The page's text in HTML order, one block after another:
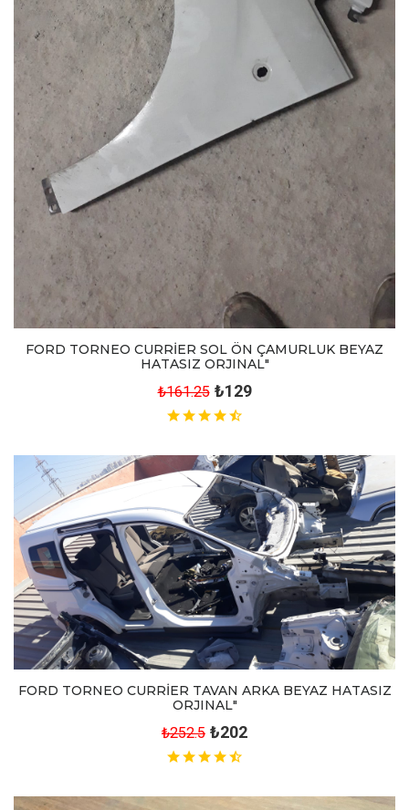
FORD TORNEO CURRİER SOL ÖN ÇAMURLUK BEYAZ
HATASIZ ORJINAL"
₺161.25 ₺129
FORD TORNEO CURRİER TAVAN ARKA BEYAZ HATASIZ
ORJINAL"
₺252.5 ₺202